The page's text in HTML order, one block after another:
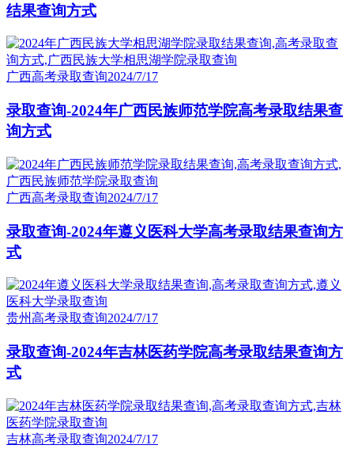
结果查询方式
广西高考录取查询2024/7/17
录取查询-2024年广西民族师范学院高考录取结果查
询方式
广西高考录取查询2024/7/17
录取查询-2024年遵义医科大学高考录取结果查询方
式
贵州高考录取查询2024/7/17
录取查询-2024年吉林医药学院高考录取结果查询方
式
吉林高考录取查询2024/7/17